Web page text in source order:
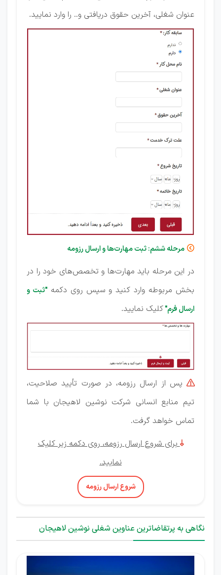
عنوان شغلی، آخرین حقوق دریافتی و.. را وارد نمایید.
 مرحله ششم: ثبت مهارت‌ها و ارسال رزومه
در این مرحله باید مهارت‌ها و تخصص‌های خود را در
بخش مربوطه وارد کنید و سپس روی دکمه"ثبت و
ارسال فرم"کلیک نمایید.

پس از ارسال رزومه، در صورت تأیید صلاحیت،
تیم منابع انسانی شرکت نوشین لاهیجان با شما
تماس خواهد گرفت.
برای شروع ارسال رزومه، روی دکمه زیر کلیک
نمایید.
شروع ارسال رزومه
نگاهی به پرتقاضاترین عناوین شغلی نوشین لاهیجان